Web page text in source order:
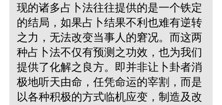
现的诸多占卜法往往提供的是一个铁定
的结局，如果占卜结果不利也难有逆转
之力，无法改变当事人的窘况。而这两
种占卜法不仅有预测之功效，也为我们
提供了化解之良方。即并非让卜卦者消
极地听天由命，任凭命运的宰割，而是
以各种积极的方式临机应变，制造及改